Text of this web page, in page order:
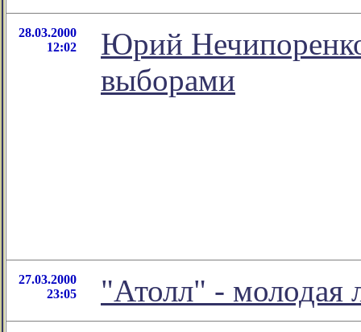
28.03.2000
12:02
Юрий
выборами
27.03.2000
23:05
"Атолл" - молодая